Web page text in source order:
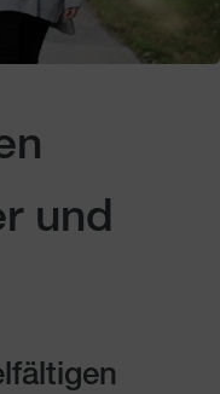
und